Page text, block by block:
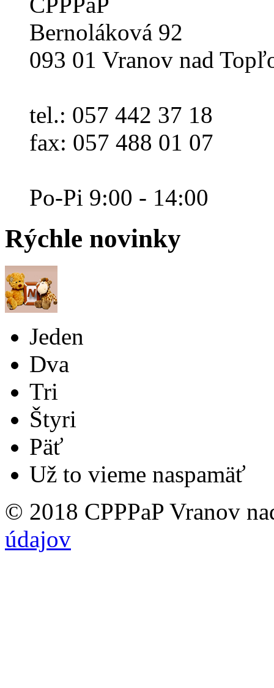
Bernoláková 92
093 01 Vranov nad
tel.: 057 442 37 18
fax: 057 488 01 07
Po-Pi 9:00 - 14:00
Rýchle novinky
Jeden
Dva
Tri
Štyri
Päť
Už to vieme naspamäť
© 2018 CPPPaP Vranov
údajov